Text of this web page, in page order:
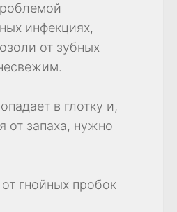
инфекциях,
от зубных
в глотку и,
от запаха, нужно
гнойных пробок